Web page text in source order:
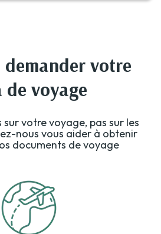
demander votre
de voyage
votre voyage, pas sur les
nous vous aider à obtenir
documents de voyage